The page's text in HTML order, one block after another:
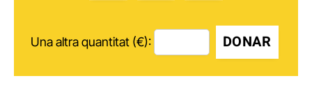
Una altra quantitat (€): DONAR